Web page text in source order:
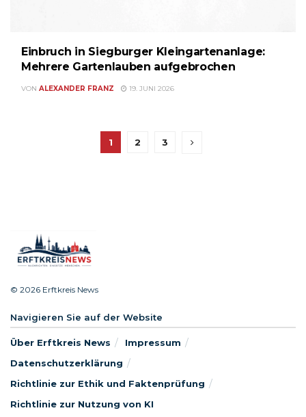
Einbruch in Siegburger Kleingartenanlage:
Mehrere Gartenlauben aufgebrochen
VON ALEXANDER FRANZ 19. JUNI 2026
1 2 3
© 2026 Erftkreis News
Navigieren Sie auf der Website
Über Erftkreis News
Impressum
Datenschutzerklärung
Richtlinie zur Ethik und Faktenprüfung
Richtlinie zur Nutzung von KI